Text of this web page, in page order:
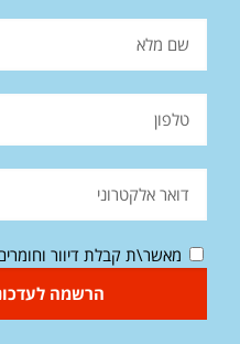
מאשר\ת קבלת דיוור
הרשמה